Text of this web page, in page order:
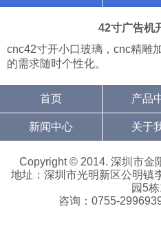
42寸广告机
cnc42寸开小口玻璃，cnc精雕
的需求随时个性化。
首页 产品
新闻中心 关于
Copyright © 2014. 深圳市金
地址：深圳市光明新区公明镇
园5
咨询：0755-